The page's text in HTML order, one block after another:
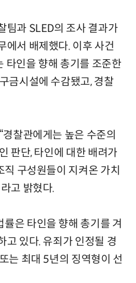
팀과 SLED의 조사 결과가
에서 배제했다. 이후 사건
타인을 향해 총기를 조준한
금시설에 수감됐고, 경찰
찰관에게는 높은 수준의
판단, 타인에 대한 배려가
직 구성원들이 지켜온 가치
고 밝혔다.
은 타인을 향해 총기를 겨
고 있다. 유죄가 인정될 경
는 최대 5년의 징역형이 선